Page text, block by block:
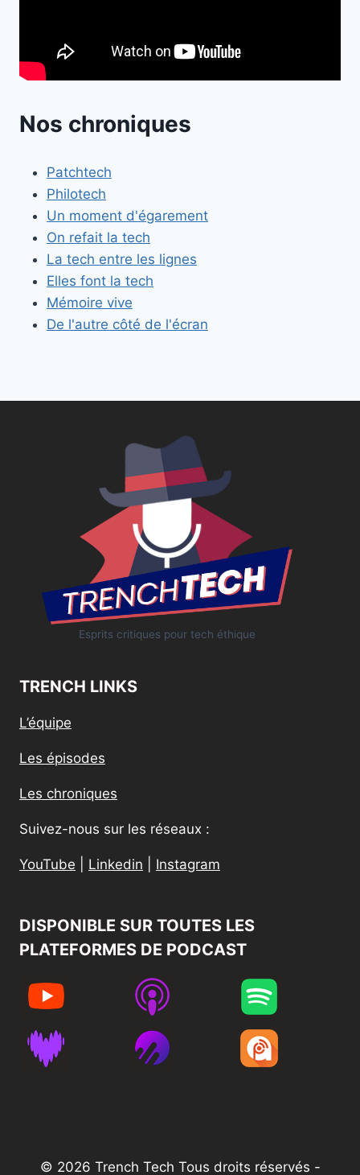
Nos chroniques
Patchtech
Philotech
Un moment d'égarement
On refait la tech
La tech entre les lignes
Elles font la tech
Mémoire vive
De l'autre côté de l'écran
Esprits critiques pour tech éthique
TRENCH LINKS
L’équipe
Les épisodes
Les chroniques
Suivez-nous sur les réseaux :
YouTube Linkedin Instagram
DISPONIBLE SUR TOUTES LES
PLATEFORMES DE PODCAST​
© 2026 Trench Tech Tous droits réservés -